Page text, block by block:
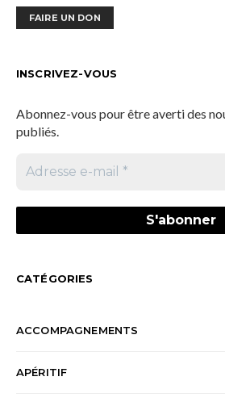
FAIRE UN DON
INSCRIVEZ-VOUS
Abonnez-vous pour être averti des
publiés.
CATÉGORIES
ACCOMPAGNEMENTS
APÉRITIF